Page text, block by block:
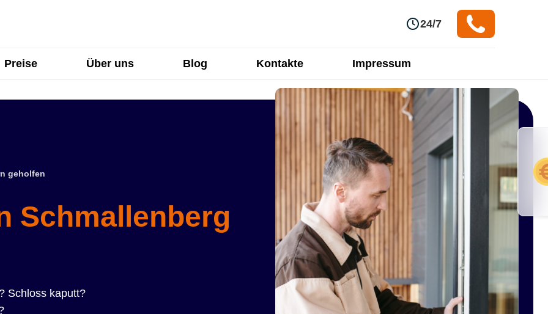
24/7
Preise Über uns Blog Kontakte Impressum
geholfen
Schmallenberg
Schloss kaputt?